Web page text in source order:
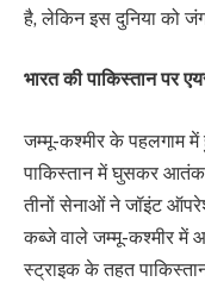
है, लेकिन इस दुनिया को जंग
भारत की पाकिस्तान पर
जम्मू-कश्मीर के पहलगाम
पाकिस्तान में घुसकर आतंक
तीनों सेनाओं ने जॉइंट
कब्जे वाले जम्मू-कश्मीर में
स्ट्राइक के तहत